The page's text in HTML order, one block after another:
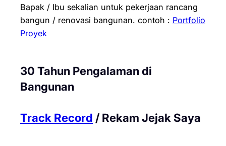
Bapak / Ibu sekalian untuk pekerjaan rancang
bangun / renovasi bangunan. contoh : Portfolio
Proyek
30 Tahun Pengalaman di
Bangunan
Track Record / Rekam Jejak Saya